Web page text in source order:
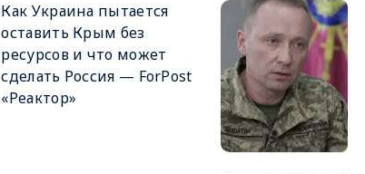
Как Украина пытается
оставить Крым без
ресурсов и что может
сделать Россия — ForPost
«Реактор»